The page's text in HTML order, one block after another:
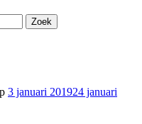
Zoek
3 januari 201924 januari